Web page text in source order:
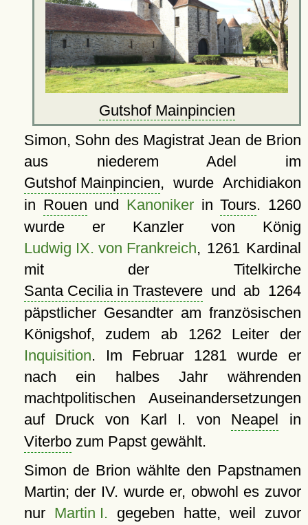
Gutshof Mainpincien
Simon, Sohn des Magistrat Jean de Brion
aus niederem Adel im
Gutshof Mainpincien, wurde Archidiakon
in Rouen und KanonikerinTours. 1260
wurde er Kanzler von König
Ludwig IX. von Frankreich, 1261 Kardinal
mit der Titelkirche
Santa Cecilia in Trastevereund ab 1264
päpstlicher Gesandter am französischen
Königshof, zudem ab 1262 Leiter der
Inquisition. Im Februar 1281 wurde er
nach ein halbes Jahr währenden
machtpolitischen Auseinandersetzungen
auf Druck von Karl I. von Neapel in
Viterbozum Papst gewählt.
Simon de Brion wählte den Papstnamen
Martin; der IV. wurde er, obwohl es zuvor
nur Martin I. gegeben hatte, weil zuvor